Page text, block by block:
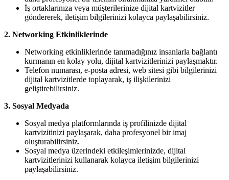
İş ortaklarınıza veya müşterilerinize dijital kartvizitler
göndererek, iletişim bilgilerinizi kolayca paylaşabilirsiniz.
2. Networking Etkinliklerinde
Networking etkinliklerinde tanımadığınız insanlarla bağlantı
kurmanın en kolay yolu, dijital kartvizitlerinizi paylaşmaktır.
Telefon numarası, e-posta adresi, web sitesi gibi bilgilerinizi
dijital kartvizitlerde toplayarak, iş ilişkilerinizi
geliştirebilirsiniz.
3. Sosyal Medyada
Sosyal medya platformlarında iş profilinizde dijital
kartvizitinizi paylaşarak, daha profesyonel bir imaj
oluşturabilirsiniz.
Sosyal medya üzerindeki etkileşimlerinizde, dijital
kartvizitlerinizi kullanarak kolayca iletişim bilgilerinizi
paylaşabilirsiniz.